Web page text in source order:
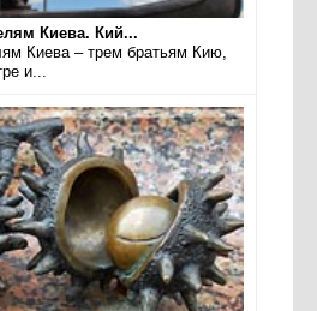
Киева. Кий...
Киева – трем братьям Кию,
и...